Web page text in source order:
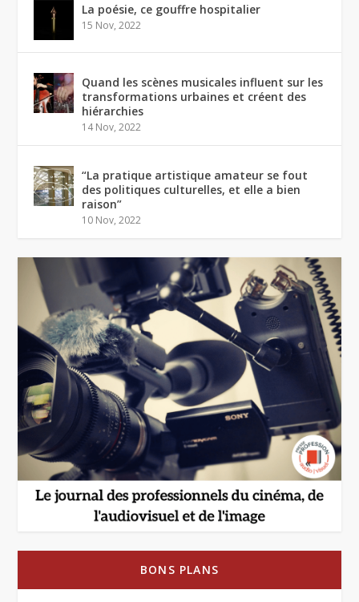
La poésie, ce gouffre hospitalier
15 Nov, 2022
Quand les scènes musicales influent sur les
transformations urbaines et créent des
hiérarchies
14 Nov, 2022
“La pratique artistique amateur se fout
des politiques culturelles, et elle a bien
raison”
10 Nov, 2022
BONS PLANS